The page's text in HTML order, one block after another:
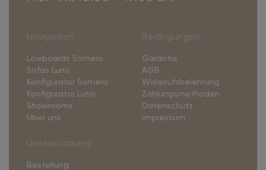
Lowboards Somero
Sofas Luno
Konfigurator Somero
Konfigurator Luno
Showrooms
Über uns
Garantie
AGB
Widerrufsbelehrung
Zahlungsmethoden
Datenschutz
Impressum
Bestellung